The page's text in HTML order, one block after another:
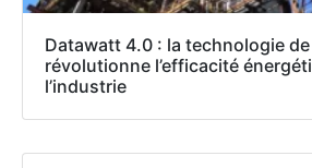
Datawatt 4.0 : la technologie
révolutionne l’efficacité
l’industrie